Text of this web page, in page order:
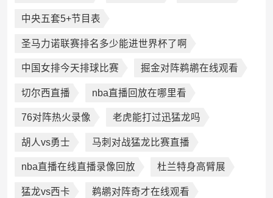
中央五套5+节目表
圣马力诺联赛排名多少能进世界杯了啊
中国女排今天排球比赛 掘金对阵鹈鹕在线观看
切尔西直播 nba直播回放在哪里看
76对阵热火录像 老虎能打过迅猛龙吗
胡人vs勇士 马刺对战猛龙比赛直播
nba直播在线直播录像回放 杜兰特身高臂展
猛龙vs西卡 鹈鹕对阵奇才在线观看